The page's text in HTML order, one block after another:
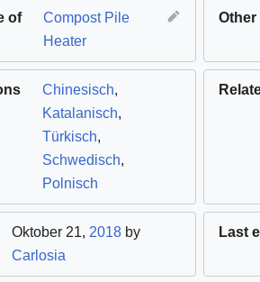
of
Compost Pile
Heater
Chinesisch,
Katalanisch,
Türkisch,
Schwedisch,
Polnisch
Oktober 21, 2018 by
Carlosia
Last